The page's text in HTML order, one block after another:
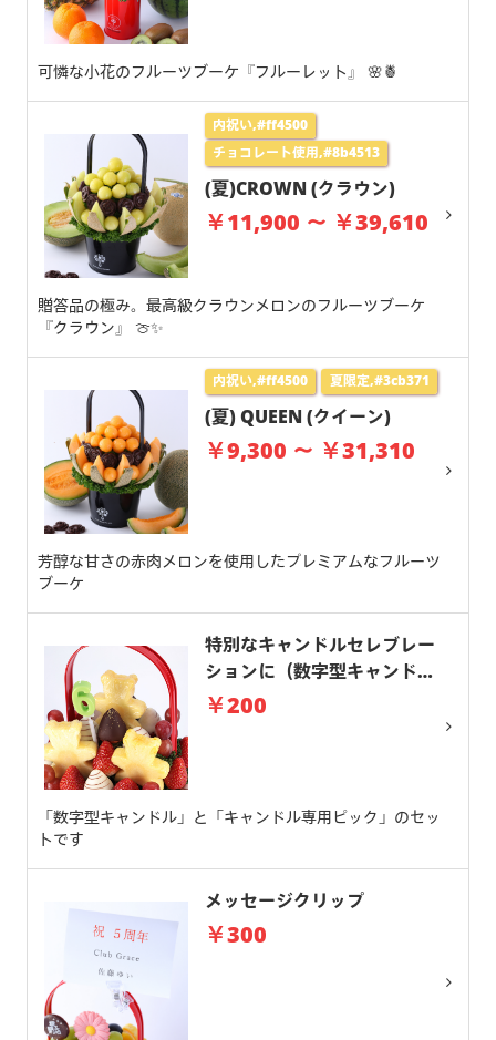
可憐な小花のフルーツブーケ『フルーレット』 🌸🍍
内祝い,#ff4500
チョコレート使用,#8b4513
(夏)CROWN (クラウン)
￥11,900 ～ ￥39,610
贈答品の極み。最高級クラウンメロンのフルーツブーケ
『クラウン』 🍈✨
内祝い,#ff4500 夏限定,#3cb371
(夏) QUEEN (クイーン)
￥9,300 ～ ￥31,310
芳醇な甘さの赤肉メロンを使用したプレミアムなフルーツ
ブーケ
特別なキャンドルセレブレー
ションに（数字型キャンド
ル）
￥200
「数字型キャンドル」と「キャンドル専用ピック」のセッ
トです
メッセージクリップ
￥300